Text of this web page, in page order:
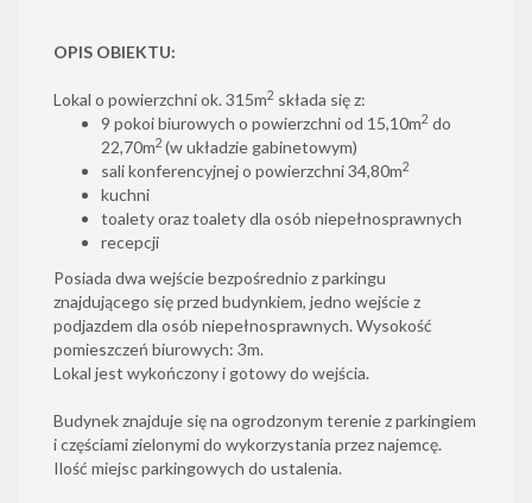
OPIS OBIEKTU:
Lokal o powierzchni ok. 315m2 składa się z:
9 pokoi biurowych o powierzchni od 15,10m2 do
22,70m2 (w układzie gabinetowym)
sali konferencyjnej o powierzchni 34,80m2
kuchni
toalety oraz toalety dla osób niepełnosprawnych
recepcji
Posiada dwa wejście bezpośrednio z parkingu
znajdującego się przed budynkiem, jedno wejście z
podjazdem dla osób niepełnosprawnych. Wysokość
pomieszczeń biurowych: 3m.
Lokal jest wykończony i gotowy do wejścia.
Budynek znajduje się na ogrodzonym terenie z parkingiem
i częściami zielonymi do wykorzystania przez najemcę.
Ilość miejsc parkingowych do ustalenia.